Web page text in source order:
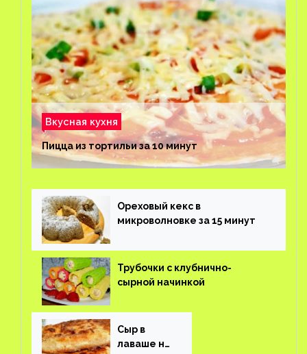
Вкусная кухня
Пицца из тортильи за 10 минут
Ореховый кекс в
микроволновке за 15 минут
Трубочки с клубнично-
сырной начинкой
Сыр в
лаваше на